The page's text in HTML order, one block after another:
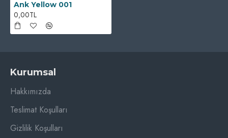
Ank Yellow 001
0,00TL
Kurumsal
Hakkımızda
Teslimat Koşulları
Gizlilik Koşulları